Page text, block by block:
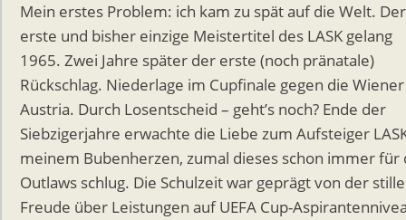
Mein erstes Problem: ich kam zu spät auf die Welt. Der
erste und bisher einzige Meistertitel des LASK gelang
1965. Zwei Jahre später der erste (noch pränatale)
Rückschlag. Niederlage im Cupfinale gegen die Wiener
Austria. Durch Losentscheid – geht’s noch? Ende der
Siebzigerjahre erwachte die Liebe zum Aufsteiger
meinem Bubenherzen, zumal dieses schon immer für
Outlaws schlug. Die Schulzeit war geprägt von der
Freude über Leistungen auf UEFA Cup-